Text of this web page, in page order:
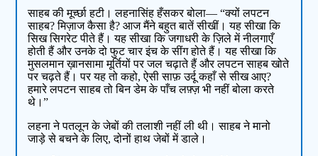
साहब की मूर्च्छा हटी। लहनासिंह हँसकर बोला— “क्यों लपटन
साहब? मिज़ाज कैसा है? आज मैंने बहुत बातें सीखीं। यह सीखा कि
सिख सिगरेट पीते हैं। यह सीखा कि जगाधरी के ज़िले में नीलगाएँ
होती हैं और उनके दो फुट चार इंच के सींग होते हैं। यह सीखा कि
मुसलमान ख़ानसामा मूर्तियों पर जल चढ़ाते हैं और लपटन साहब खोते
पर चढ़ते हैं। पर यह तो कहो, ऐसी साफ़ उर्दू कहाँ से सीख आए?
हमारे लपटन साहब तो बिन डेम के पाँच लफ़्ज़ भी नहीं बोला करते
थे।”
लहना ने पतलून के जेबों की तलाशी नहीं ली थी। साहब ने मानो
जाड़े से बचने के लिए, दोनों हाथ जेबों में डाले।